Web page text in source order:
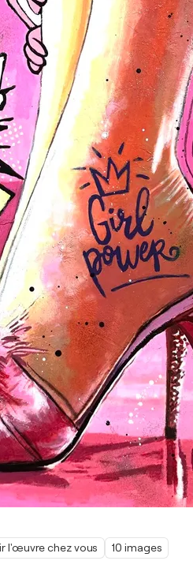
l'œuvre chez vous 10 images